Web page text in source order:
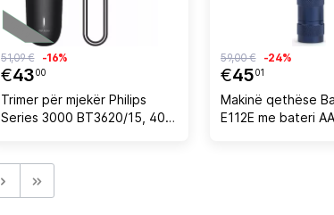
€4300
51,09 € -16%
Trimer për mjekër Philips
Series 3000 BT3620/15, 40
€4501
59,00 € -24%
Makinë qethëse
E112E me bateri AA,